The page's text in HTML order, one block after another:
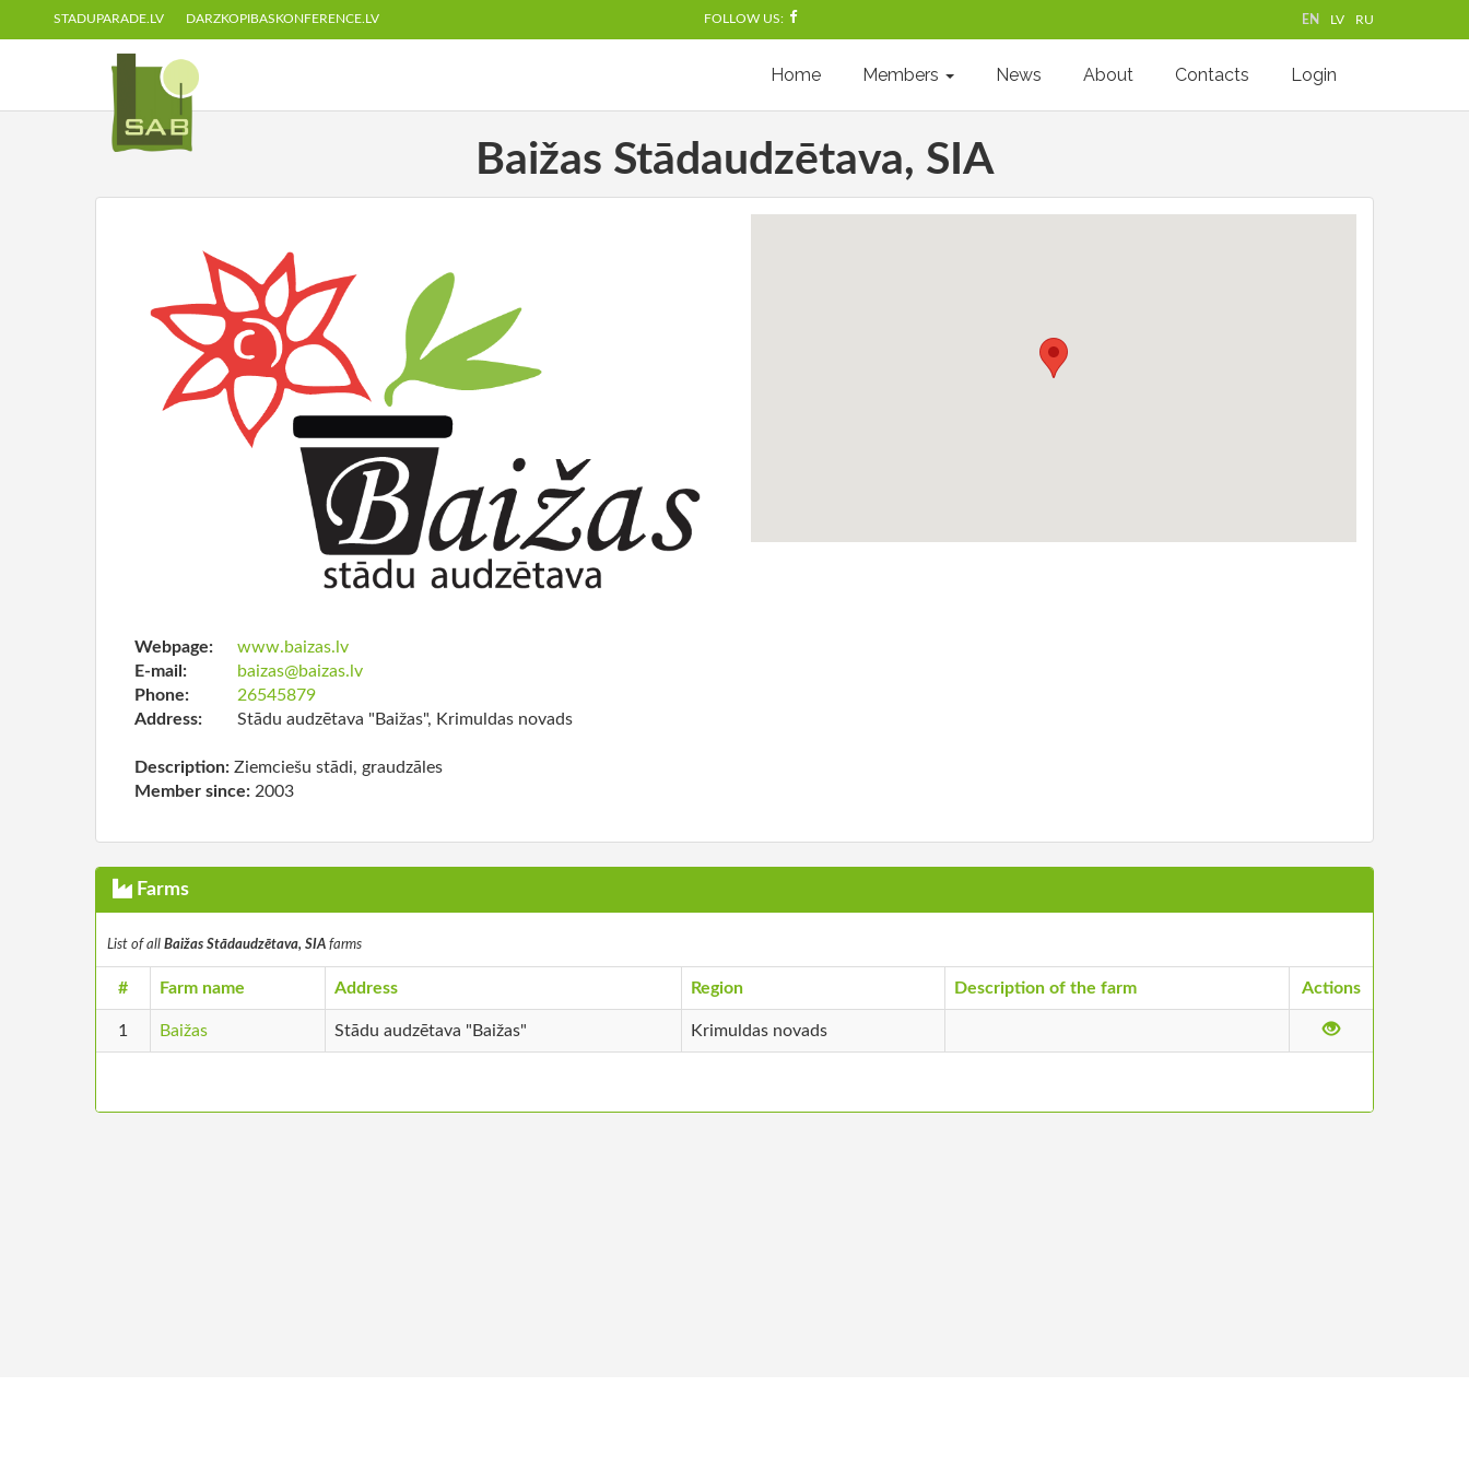
STADUPARADE.LV DARZKOPIBASKONFERENCE.LV FOLLOW US: EN LV RU
Home Members News About Contacts Login
Baižas Stādaudzētava, SIA
Webpage:
www.baizas.lv
E-mail:
baizas@baizas.lv
Phone:
26545879
Address:
Stādu audzētava "Baižas", Krimuldas novads
Description: Ziemciešu stādi, graudzāles
Member since: 2003
Farms
List of all Baižas Stādaudzētava, SIA farms
# Farm name Address Region Description of the farm Actions
1 Baižas Stādu audzētava "Baižas" Krimuldas novads